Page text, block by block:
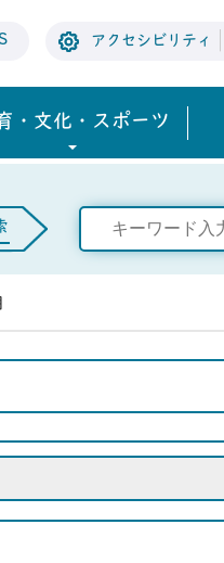
アクセシビリティ
・文化・スポーツ